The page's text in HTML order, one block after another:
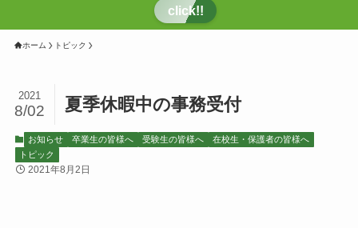
click!!
ホーム トピック
夏季休暇中の事務受付
2021
8/02
お知らせ 卒業生の皆様へ 受験生の皆様へ
在校生・保護者の皆様へ
トピック
2021年8月2日